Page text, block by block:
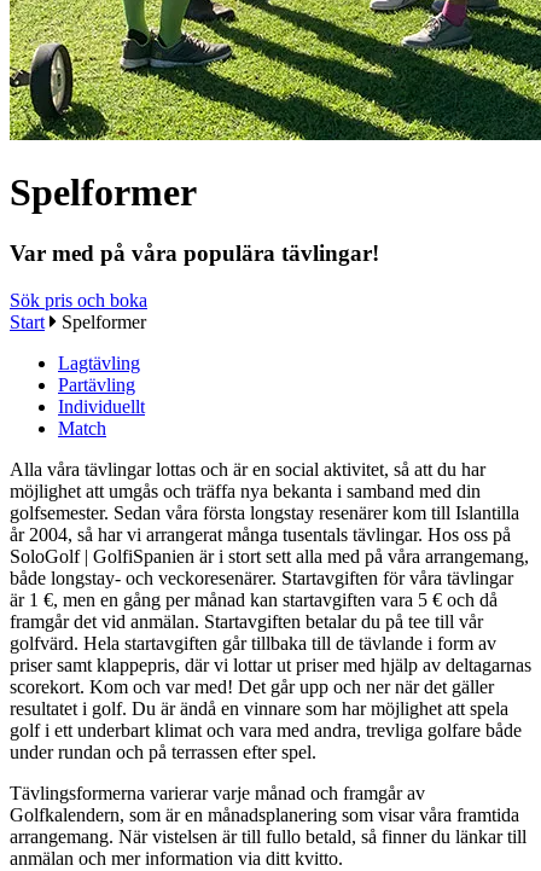
Spelformer
Var med på våra populära tävlingar!
Sök pris och boka
Start
Spelformer
Lagtävling
Partävling
Individuellt
Match
Alla våra tävlingar lottas och är en social aktivitet, så att du har
möjlighet att umgås och träffa nya bekanta i samband med din
golfsemester. Sedan våra första longstay resenärer kom till Islantilla
år 2004, så har vi arrangerat många tusentals tävlingar. Hos oss på
SoloGolf | GolfiSpanien är i stort sett alla med på våra arrangemang,
både longstay- och veckoresenärer. Startavgiften för våra tävlingar
är 1 €, men en gång per månad kan startavgiften vara 5 € och då
framgår det vid anmälan. Startavgiften betalar du på tee till vår
golfvärd. Hela startavgiften går tillbaka till de tävlande i form av
priser samt klappepris, där vi lottar ut priser med hjälp av deltagarnas
scorekort. Kom och var med! Det går upp och ner när det gäller
resultatet i golf. Du är ändå en vinnare som har möjlighet att spela
golf i ett underbart klimat och vara med andra, trevliga golfare både
under rundan och på terrassen efter spel.
Tävlingsformerna varierar varje månad och framgår av
Golfkalendern, som är en månadsplanering som visar våra framtida
arrangemang. När vistelsen är till fullo betald, så finner du länkar till
anmälan och mer information via ditt kvitto.